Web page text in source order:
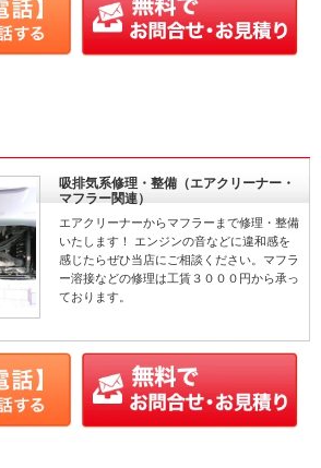
吸排気系修理・整備（エアクリーナー・
マフラー関連）
エアクリーナーからマフラーまで修理・整備
いたします！ エンジンの音などに違和感を
感じたらぜひ当店にご相談ください。マフラ
ー溶接などの修理は工賃３０００円から承っ
ております。